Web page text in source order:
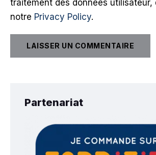
traitement des données utilisateur,
notre Privacy Policy.
Partenariat